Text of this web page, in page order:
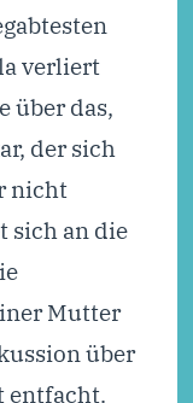
verliert
über das,
der sich
nicht
sich an die
Mutter
über
entfacht.